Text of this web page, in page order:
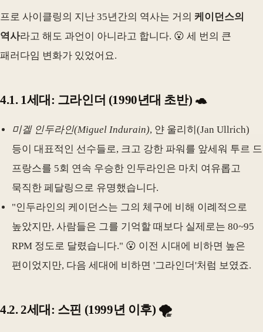
프로 사이클링의 지난 35년간의 역사는 거의 케이던스의
역사라고 해도 과언이 아니라고 합니다. 😮 세 번의 큰
패러다임 변화가 있었어요.
4.1. 1세대: 그라인더 (1990년대 초반) 🐢
미겔 인두라인(Miguel Indurain), 얀 울리히(Jan Ullrich)
등이 대표적인 선수들로, 크고 강한 파워를 앞세워 투르 드
프랑스를 5회 연속 우승한 인두라인은 마치 여유롭고
묵직한 페달링으로 유명했습니다.
"인두라인의 케이던스는 그의 체구에 비해 이례적으로
높았지만, 사람들은 그를 기억할 때보다 실제로는 80~95
RPM 정도로 달렸습니다." 😮 이전 시대에 비하면 높은
편이었지만, 다음 세대에 비하면 '그라인더'처럼 보였죠.
4.2. 2세대: 스핀 (1999년 이후) 🌪️